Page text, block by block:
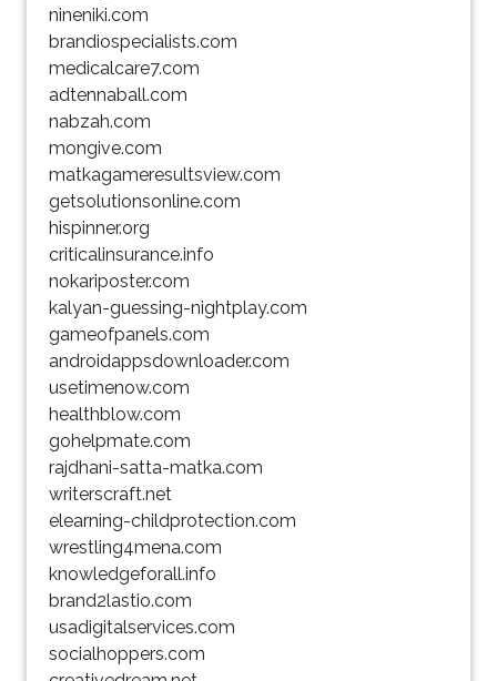
nineniki.com
brandiospecialists.com
medicalcare7.com
adtennaball.com
nabzah.com
mongive.com
matkagameresultsview.com
getsolutionsonline.com
hispinner.org
criticalinsurance.info
nokariposter.com
kalyan-guessing-nightplay.com
gameofpanels.com
androidappsdownloader.com
usetimenow.com
healthblow.com
gohelpmate.com
rajdhani-satta-matka.com
writerscraft.net
elearning-childprotection.com
wrestling4mena.com
knowledgeforall.info
brand2lastio.com
usadigitalservices.com
socialhoppers.com